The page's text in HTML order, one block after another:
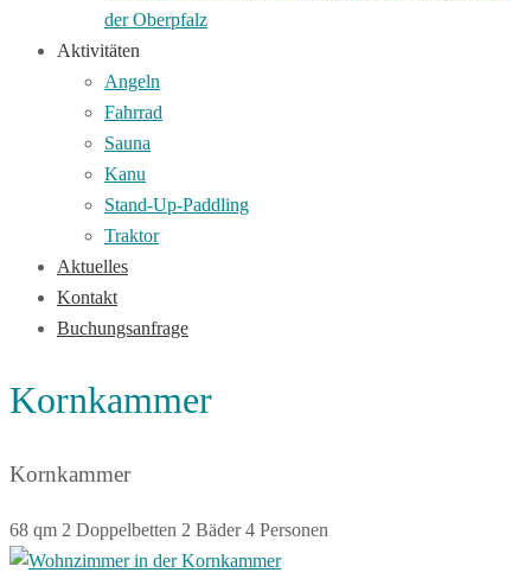
der Oberpfalz
Aktivitäten
Angeln
Fahrrad
Sauna
Kanu
Stand-Up-Paddling
Traktor
Aktuelles
Kontakt
Buchungsanfrage
Kornkammer
Kornkammer
68 qm 2 Doppelbetten 2 Bäder 4 Personen